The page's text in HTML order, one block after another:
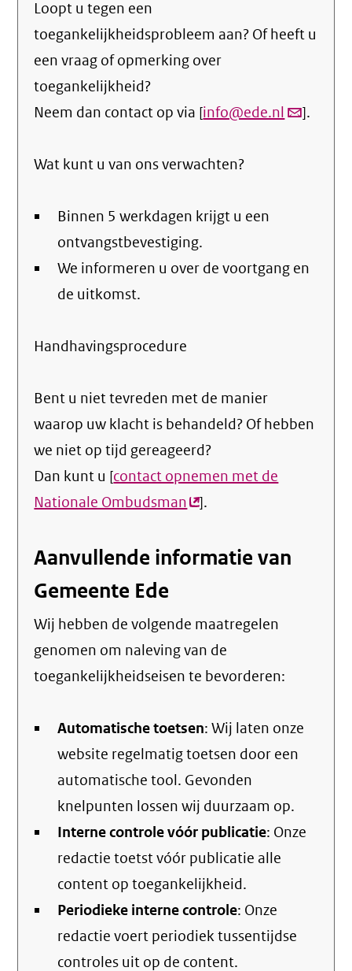
Loopt u tegen een
toegankelijkheidsprobleem aan? Of heeft u
een vraag of opmerking over
toegankelijkheid?
Neem dan contact op via [info@ede.nl (link
].
Wat kunt u van ons verwachten?
Binnen 5 werkdagen krijgt u een
ontvangstbevestiging.
We informeren u over de voortgang en
de uitkomst.
Handhavingsprocedure
Bent u niet tevreden met de manier
waarop uw klacht is behandeld? Of hebben
we niet op tijd gereageerd?
Dan kunt u [contact opnemen met de
Nationale Ombudsman(externe
].
Aanvullende informatie van
Gemeente Ede
Wij hebben de volgende maatregelen
genomen om naleving van de
toegankelijkheidseisen te bevorderen:
Automatische toetsen: Wij laten onze
website regelmatig toetsen door een
automatische tool. Gevonden
knelpunten lossen wij duurzaam op.
Interne controle vóór publicatie: Onze
redactie toetst vóór publicatie alle
content op toegankelijkheid.
Periodieke interne controle: Onze
redactie voert periodiek tussentijdse
controles uit op de content.